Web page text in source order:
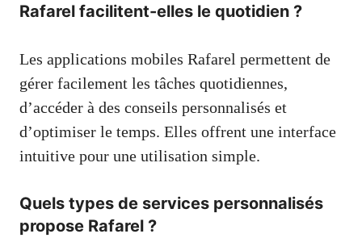
Rafarel facilitent-elles le quotidien ?
Les applications mobiles Rafarel permettent de
gérer facilement les tâches quotidiennes,
d’accéder à des conseils personnalisés et
d’optimiser le temps. Elles offrent une interface
intuitive pour une utilisation simple.
Quels types de services personnalisés
propose Rafarel ?